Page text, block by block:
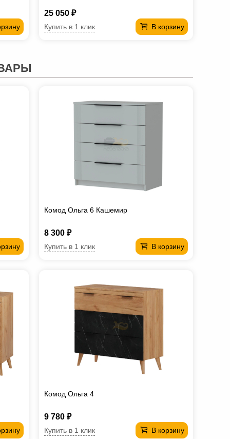
25 050 ₽
В корзину
Купить в 1 клик
Комод Ольга 6 Кашемир
8 300 ₽
В корзину
Купить в 1 клик
Комод Ольга 4
9 780 ₽
В корзину
Купить в 1 клик